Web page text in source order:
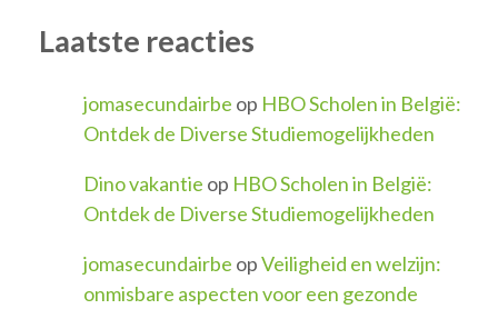
Laatste reacties
jomasecundairbe op HBO Scholen in België:
Ontdek de Diverse Studiemogelijkheden
Dino vakantie op HBO Scholen in België:
Ontdek de Diverse Studiemogelijkheden
jomasecundairbe opVeiligheid en welzijn:
onmisbare aspecten voor een gezonde